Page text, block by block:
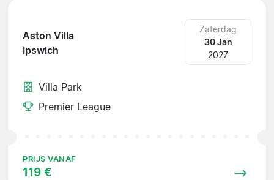
Aston Villa
Ipswich
Zaterdag
30 Jan
2027
Villa Park
Premier League
PRIJS VANAF
119 €